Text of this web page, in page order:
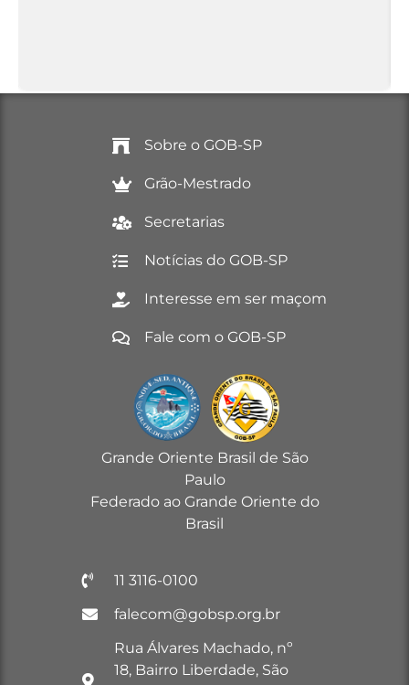
Sobre o GOB-SP
Grão-Mestrado
Secretarias
Notícias do GOB-SP
Interesse em ser maçom
Fale com o GOB-SP
Grande Oriente Brasil de São
Paulo
Federado ao Grande Oriente do
Brasil
11 3116-0100
falecom@gobsp.org.br
Rua Álvares Machado, nº
18, Bairro Liberdade, São